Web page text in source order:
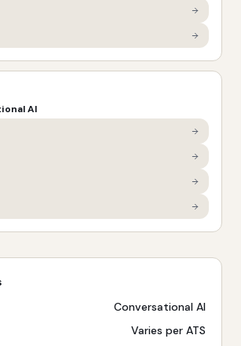
AI
Conversational AI
Varies per ATS